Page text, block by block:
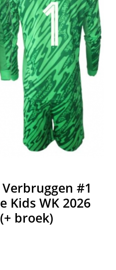
#1
Kids WK 2026
broek)